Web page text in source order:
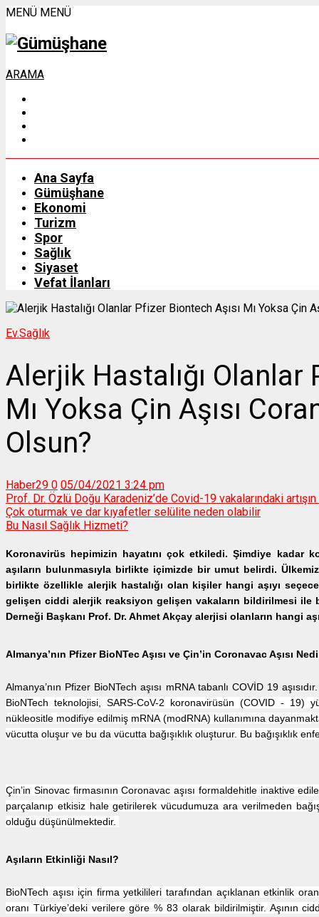
MENÜ MENÜ
ARAMA
Ana Sayfa
Gümüşhane
Ekonomi
Turizm
Spor
Sağlık
Siyaset
Vefat İlanları
Ev.Sağlık
Alerjik Hastalığı Olanlar
Mı Yoksa Çin Aşısı
Olsun?
Haber29 0 05/04/2021 3:24 pm
Prof. Dr. Özlü Doğu Karadeniz’de Covid-19 vakalarındaki
Çok oturmak ve dar kıyafetler selülite neden olabilir
Bu Nasıl Sağlık Hizmeti?
Koronavirüs hepimizin hayatını çok etkiledi. Şimdiye kadar
aşıların bulunmasıyla birlikte içimizde bir umut belirdi.
birlikte özellikle alerjik hastalığı olan kişiler hangi aşıyı
gelişen ciddi alerjik reaksiyon gelişen vakaların bildirilmesi ile
Derneği Başkanı Prof. Dr. Ahmet Akçay alerjisi olanların hangi
Almanya’nın Pfizer BioNTec Aşısı ve Çin’in Coronavac Aşısı
Almanya’nın Pfizer BioNTech aşısı mRNA tabanlı COVİD 19
BioNTech teknolojisi, SARS-CoV-2 koronavirüsün (COVID ‑ 19)
nükleositle modifiye edilmiş mRNA (modRNA) kullanımına
vücutta oluşur ve bu da vücutta bağışıklık oluşturur. Bu bağışıklık
Çin’in Sinovac firmasının Coronavac aşısı formaldehitle inaktive
parçalanıp etkisiz hale getirilerek vücudumuza ara verilmeden
olduğu düşünülmektedir.
Aşıların Etkinliği Nasıl?
BioNTech aşısı için firma yetkilileri tarafından açıklanan etkinlik
oranı Türkiye’deki verilere göre % 83 olarak bildirilmiştir. Aşının